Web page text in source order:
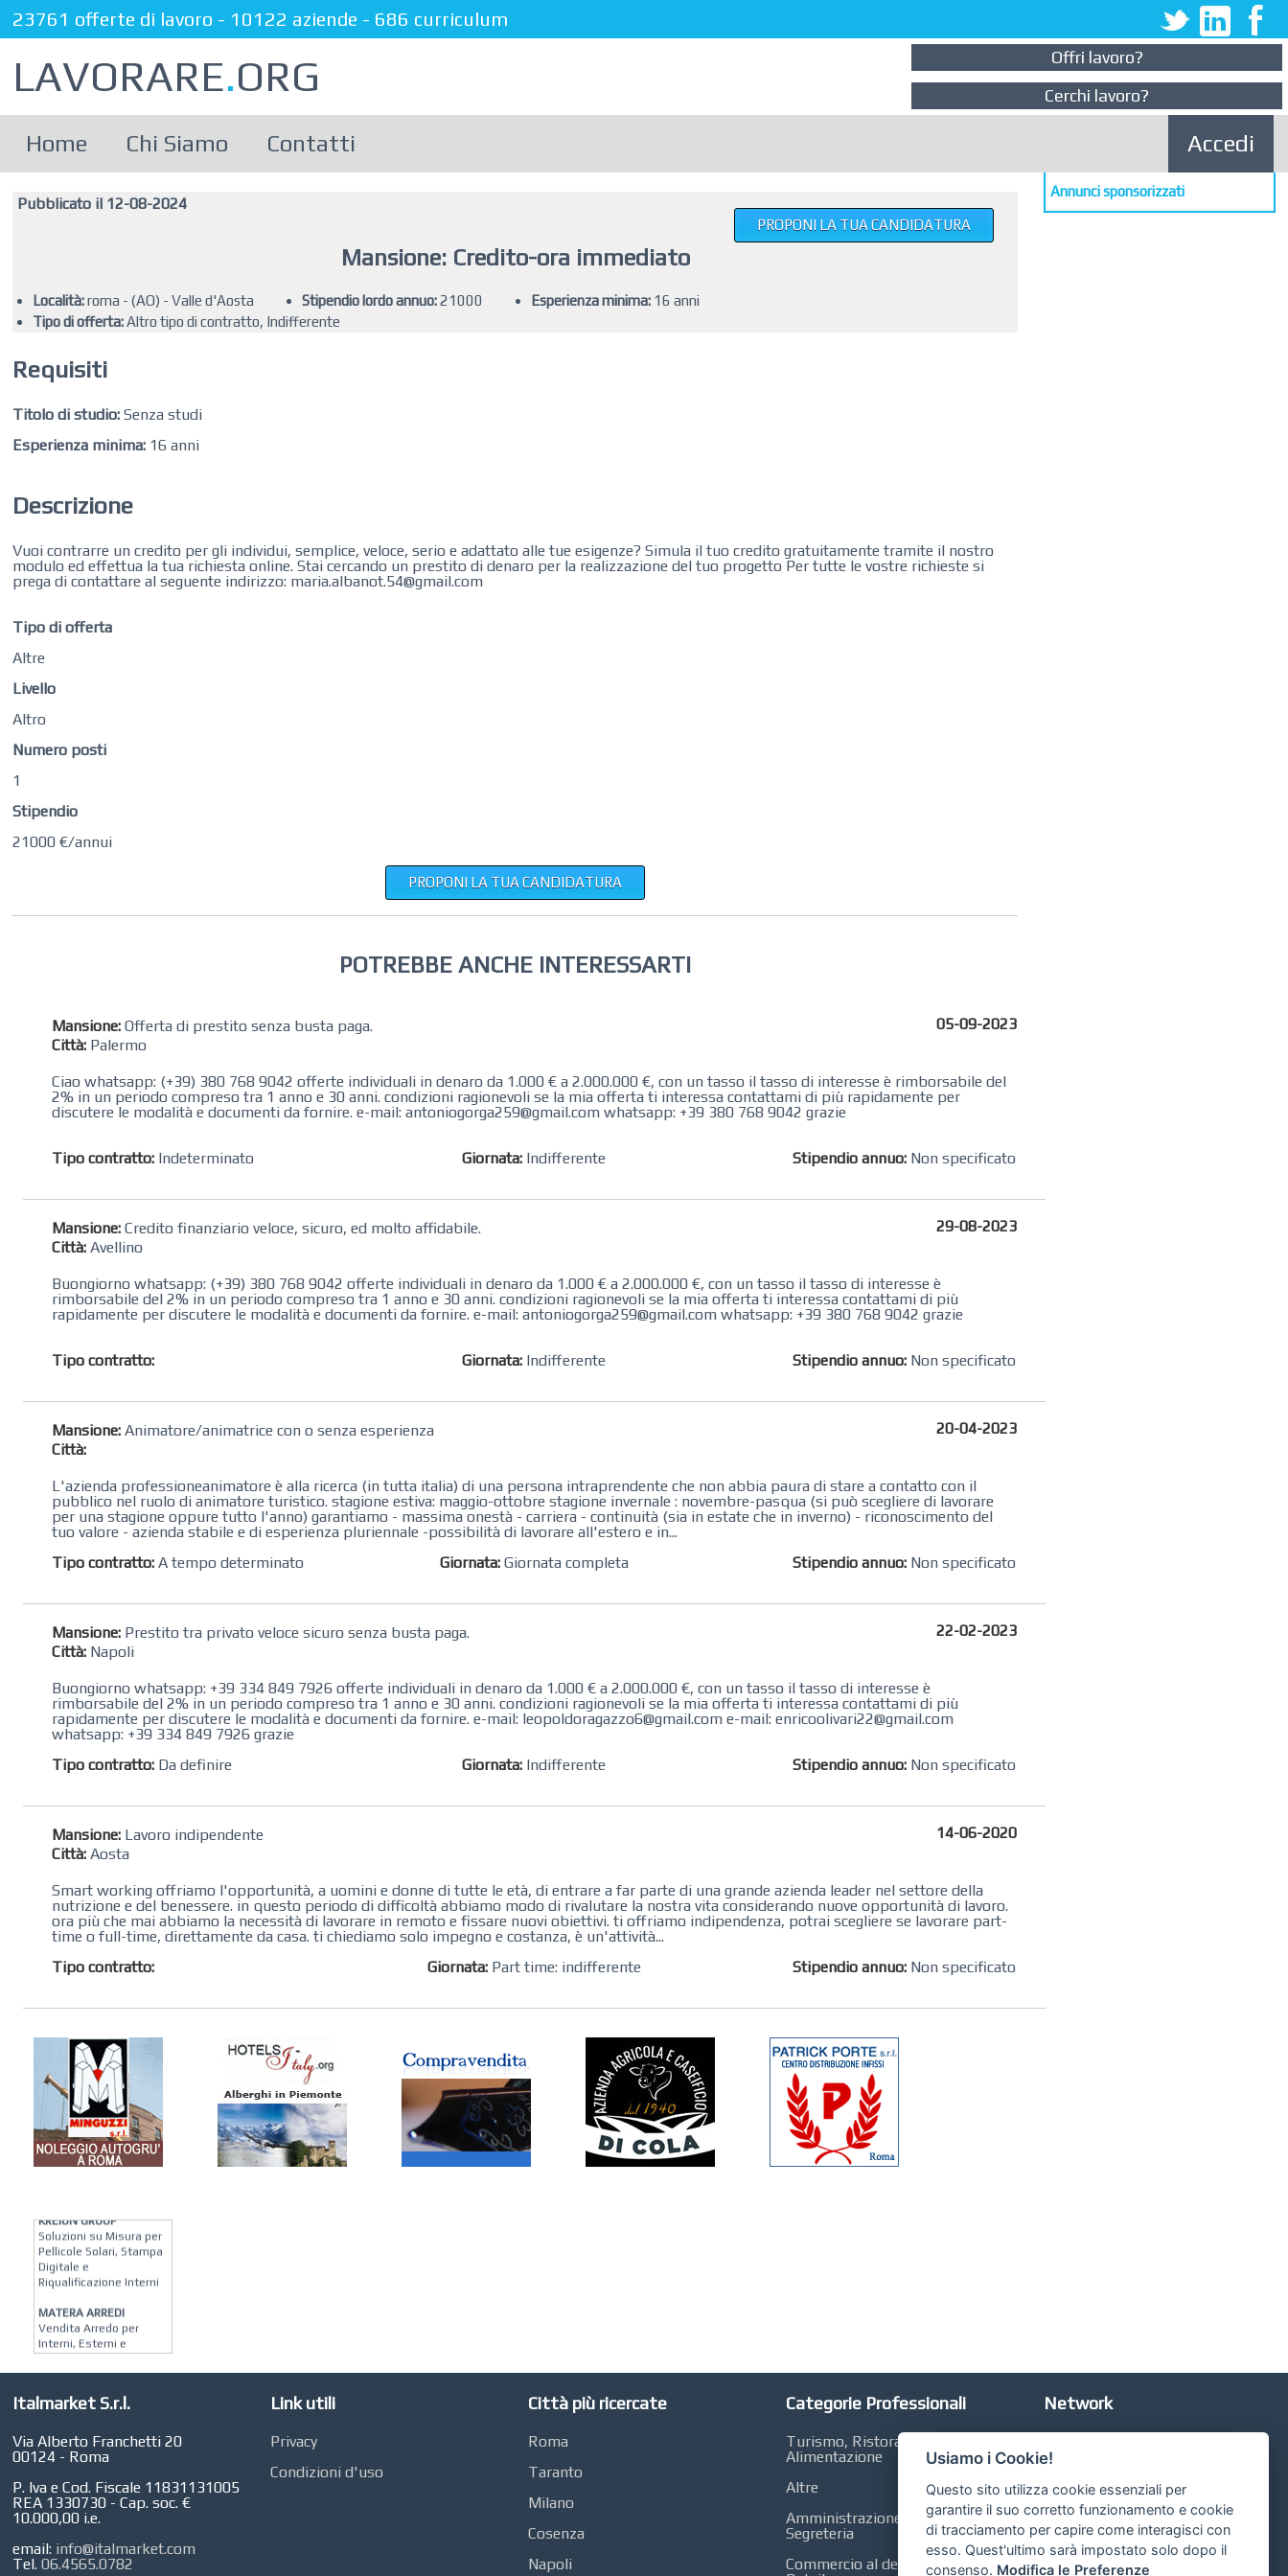
23761 offerte di lavoro - 10122 aziende - 686 curriculum
LAVORARE.ORG
Offri lavoro?
Cerchi lavoro?
Home Chi Siamo Contatti Accedi
Pubblicato il 12-08-2024
Mansione: Credito-ora immediato
PROPONI LA TUA CANDIDATURA
Località:roma - (AO) - Valle d'Aosta Stipendio lordo annuo:21000 Esperienza minima:16 anni
Tipo di offerta:Altro tipo di contratto, Indifferente
Requisiti
Titolo di studio: Senza studi
Esperienza minima: 16 anni
Descrizione
Vuoi contrarre un credito per gli individui, semplice, veloce, serio e adattato alle tue esigenze? Simula il tuo credito gratuitamente tramite il nostro
modulo ed effettua la tua richiesta online. Stai cercando un prestito di denaro per la realizzazione del tuo progetto Per tutte le vostre richieste si
prega di contattare al seguente indirizzo: maria.albanot.54@gmail.com
Tipo di offerta
Altre
Livello
Altro
Numero posti
1
Stipendio
21000 €/annui
PROPONI LA TUA CANDIDATURA
POTREBBE ANCHE INTERESSARTI
Mansione: Offerta di prestito senza busta paga.
Città: Palermo
05-09-2023
Ciao whatsapp: (+39) 380 768 9042 offerte individuali in denaro da 1.000 € a 2.000.000 €, con un tasso il tasso di interesse è rimborsabile del
2% in un periodo compreso tra 1 anno e 30 anni. condizioni ragionevoli se la mia offerta ti interessa contattami di più rapidamente per
discutere le modalità e documenti da fornire. e-mail: antoniogorga259@gmail.com whatsapp: +39 380 768 9042 grazie
Tipo contratto: Indeterminato Giornata: Indifferente Stipendio annuo: Non specificato
Mansione: Credito finanziario veloce, sicuro, ed molto affidabile.
Città: Avellino
29-08-2023
Buongiorno whatsapp: (+39) 380 768 9042 offerte individuali in denaro da 1.000 € a 2.000.000 €, con un tasso il tasso di interesse è
rimborsabile del 2% in un periodo compreso tra 1 anno e 30 anni. condizioni ragionevoli se la mia offerta ti interessa contattami di più
rapidamente per discutere le modalità e documenti da fornire. e-mail: antoniogorga259@gmail.com whatsapp: +39 380 768 9042 grazie
Tipo contratto: Giornata: Indifferente Stipendio annuo: Non specificato
Mansione: Animatore/animatrice con o senza esperienza
Città:
20-04-2023
L'azienda professioneanimatore è alla ricerca (in tutta italia) di una persona intraprendente che non abbia paura di stare a contatto con il
pubblico nel ruolo di animatore turistico. stagione estiva: maggio-ottobre stagione invernale : novembre-pasqua (si può scegliere di lavorare
per una stagione oppure tutto l'anno) garantiamo - massima onestà - carriera - continuità (sia in estate che in inverno) - riconoscimento del
tuo valore - azienda stabile e di esperienza pluriennale -possibilità di lavorare all'estero e in...
Tipo contratto: A tempo determinato Giornata: Giornata completa Stipendio annuo: Non specificato
Mansione: Prestito tra privato veloce sicuro senza busta paga.
Città: Napoli
22-02-2023
Buongiorno whatsapp: +39 334 849 7926 offerte individuali in denaro da 1.000 € a 2.000.000 €, con un tasso il tasso di interesse è
rimborsabile del 2% in un periodo compreso tra 1 anno e 30 anni. condizioni ragionevoli se la mia offerta ti interessa contattami di più
rapidamente per discutere le modalità e documenti da fornire. e-mail: leopoldoragazzo6@gmail.com e-mail: enricoolivari22@gmail.com
whatsapp: +39 334 849 7926 grazie
Tipo contratto: Da definire Giornata: Indifferente Stipendio annuo: Non specificato
Mansione: Lavoro indipendente
Città: Aosta
14-06-2020
Smart working offriamo l'opportunità, a uomini e donne di tutte le età, di entrare a far parte di una grande azienda leader nel settore della
nutrizione e del benessere. in questo periodo di difficoltà abbiamo modo di rivalutare la nostra vita considerando nuove opportunità di lavoro.
ora più che mai abbiamo la necessità di lavorare in remoto e fissare nuovi obiettivi. ti offriamo indipendenza, potrai scegliere se lavorare part-
time o full-time, direttamente da casa. ti chiediamo solo impegno e costanza, è un'attività...
Tipo contratto:
Giornata: Part time: indifferente Stipendio annuo: Non specificato
Soluzioni su Misura per
Pellicole Solari, Stampa
Digitale e
Riqualificazione Interni
MATERA ARREDI
Vendita Arredo per
Interni, Esterni e
Giardino a Roma
Antonella Micci,
Roma
COLA
Azienda Agricola a
Roma
CONCEPT POINT
Digital marketing e Web
Annunci sponsorizzati
Italmarket S.r.l.
Via Alberto Franchetti 20
00124 - Roma
P. Iva e Cod. Fiscale 11831131005
REA 1330730 - Cap. soc. €
10.000,00 i.e.
email: info@italmarket.com
Tel.06.4565.0782
Link utili
Privacy
Condizioni d'uso
Città più ricercate
Roma
Taranto
Milano
Cosenza
Napoli
Categorie Professionali
Turismo, Ristorazione,
Alimentazione
Altre
Amministrazione, Contabilità,
Segreteria
Commercio al dettaglio, GDO,
Network
Libri Online
Compravendita
Usiamo i Cookie!
Questo sito utilizza cookie essenziali per
garantire il suo corretto funzionamento e cookie
di tracciamento per capire come interagisci con
esso. Quest'ultimo sarà impostato solo dopo il
consenso. Modifica le Preferenze